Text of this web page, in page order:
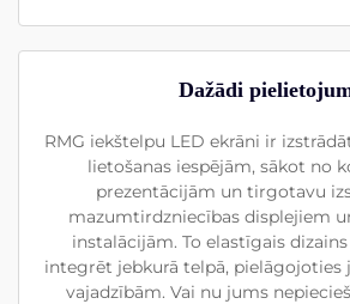
Dažādi
RMG iekštelpu LED ekrāni ir
lietošanas iespējām, sākot no
prezentācijām un tirgotavu
mazumtirdzniecības displejiem
instalācijām. To elastīgais
integrēt jebkurā telpā, pielāgojoties
vajadzībām. Vai nu jums